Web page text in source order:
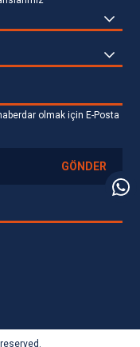
olmak için E-Posta
GÖNDER